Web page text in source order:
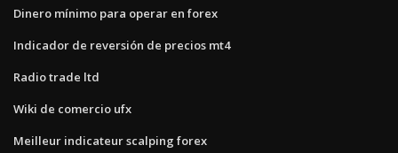
Dinero mínimo para operar en forex
Indicador de reversión de precios mt4
Radio trade ltd
Wiki de comercio ufx
Meilleur indicateur scalping forex